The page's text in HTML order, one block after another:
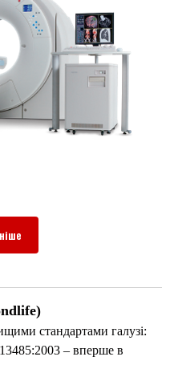
стандартами галузі:
– вперше в